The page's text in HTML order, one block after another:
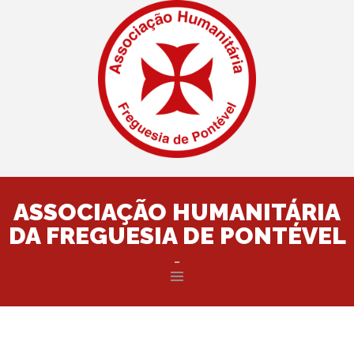
ASSOCIAÇÃO HUMANITÁRIA
DA FREGUESIA DE PONTÉVEL
…